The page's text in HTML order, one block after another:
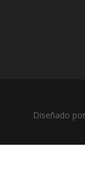
Diseñado por